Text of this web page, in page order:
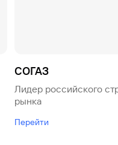
СОГАЗ
Лидер российского
рынка
Перейти